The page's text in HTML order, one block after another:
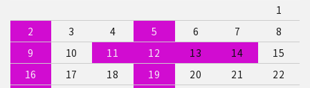
1
2
3 4 5 6 7
8
9
10 11 12 13 14
15
16
17 18 19 20 21
22